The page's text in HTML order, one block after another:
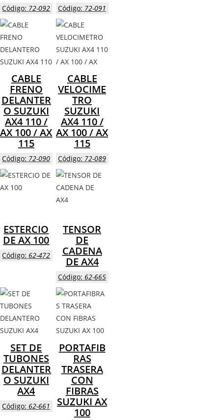
Código: 72-092 Código: 72-091
CABLE
FRENO
DELANTER
O SUZUKI
AX4 110 /
AX 100 / AX
115
Código: 72-090
CABLE
VELOCIME
TRO
SUZUKI
AX4 110 /
AX 100 / AX
115
Código: 72-089
ESTERCIO
DE AX 100
Código: 62-472
TENSOR
DE
CADENA
DE AX4
Código: 62-665
SET DE
TUBONES
DELANTER
O SUZUKI
AX4
Código: 62-661
PORTAFIB
RAS
TRASERA
CON
FIBRAS
SUZUKI AX
100